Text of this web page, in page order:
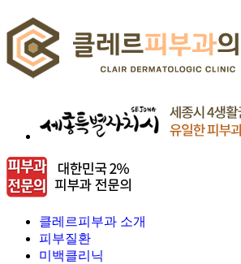
클레르피부과 소개
피부질환
미백클리닉